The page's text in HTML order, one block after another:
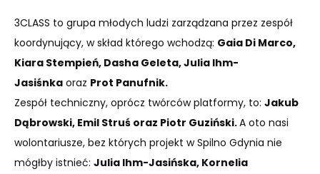
3CLASS to grupa młodych ludzi zarządzana przez zespół
koordynujący, w skład którego wchodzą: Gaia Di Marco,
Kiara Stempień, Dasha Geleta, Julia Ihm-
Jasiśnka oraz Prot Panufnik.
Zespół techniczny, oprócz twórców platformy, to: Jakub
Dąbrowski, Emil Struś oraz Piotr Guziński.A oto nasi
wolontariusze, bez których projekt w Spilno Gdynia nie
mógłby istnieć: Julia Ihm-Jasińska, Kornelia